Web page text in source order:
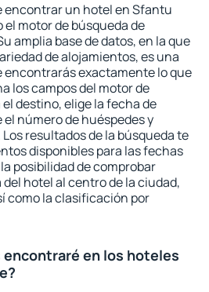
encontrar un hotel en Sfantu
motor de búsqueda de
amplia base de datos, en la que
de alojamientos, es una
encontrarás exactamente lo que
los campos del motor de
destino, elige la fecha de
número de huéspedes y
resultados de la búsqueda te
disponibles para las fechas
posibilidad de comprobar
hotel al centro de la ciudad,
como la clasificación por
en los hoteles